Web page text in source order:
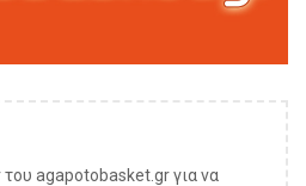
agapotobasket.gr για να